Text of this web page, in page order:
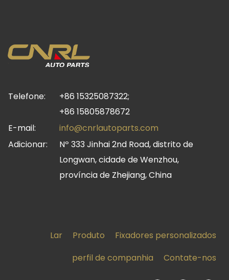
Telefone:
+86 15325087322;
+86 15805878672
E-mail:
info@cnrlautoparts.com
Adicionar:
Nº 333 Jinhai 2nd Road, distrito de
Longwan, cidade de Wenzhou,
província de Zhejiang, China
Lar Produto
Fixadores personalizados
perfil de companhia
Contate-nos